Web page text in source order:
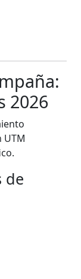
2026
UTM
de